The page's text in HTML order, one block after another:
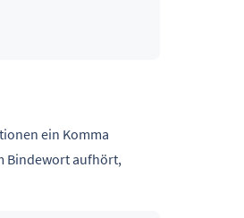
ein Komma
Bindewort aufhört,